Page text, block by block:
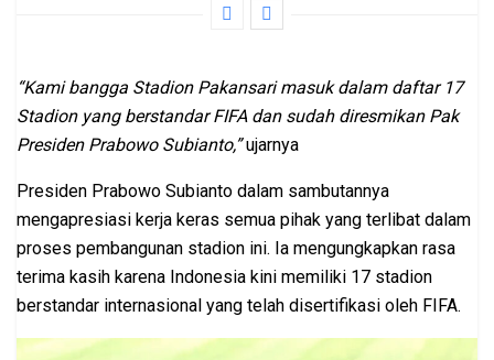
“Kami bangga Stadion Pakansari masuk dalam daftar 17
Stadion yang berstandar FIFA dan sudah diresmikan Pak
Presiden Prabowo Subianto,”ujarnya
Presiden Prabowo Subianto dalam sambutannya
mengapresiasi kerja keras semua pihak yang terlibat dalam
proses pembangunan stadion ini. Ia mengungkapkan rasa
terima kasih karena Indonesia kini memiliki 17 stadion
berstandar internasional yang telah disertifikasi oleh FIFA.